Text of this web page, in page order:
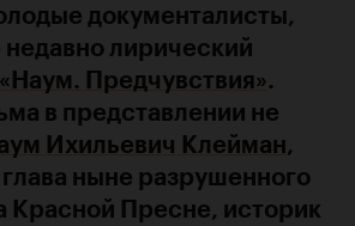
документалисты,
лирический
«Наум. Предчувствия».
в представлении не
Ихильевич Клейман,
ныне разрушенного
Красной Пресне, историк